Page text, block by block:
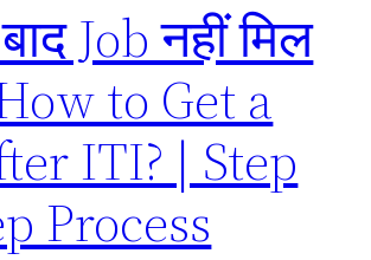
Job नहीं मिल
to Get a
ITI? | Step
Process